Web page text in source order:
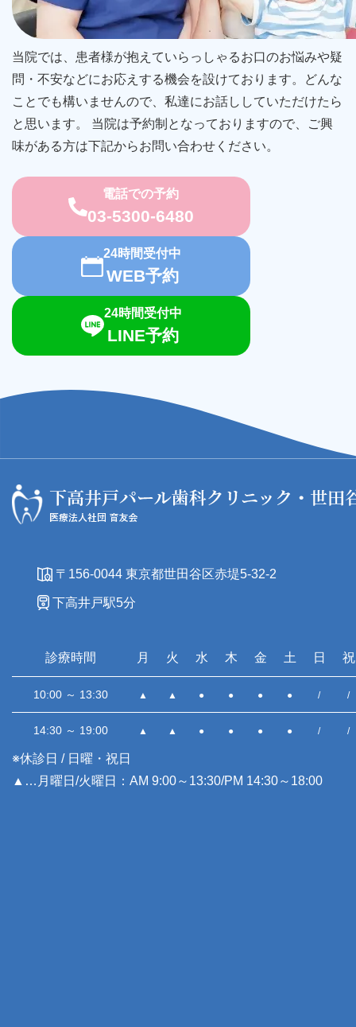
当院では、患者様が抱えていらっしゃるお口のお悩みや疑
問・不安などにお応えする機会を設けております。どんな
ことでも構いませんので、私達にお話ししていただけたら
と思います。 当院は予約制となっておりますので、ご興
味がある方は下記からお問い合わせください。
電話での予約
03-5300-6480
24時間受付中
WEB予約
24時間受付中
LINE予約
〒156-0044 東京都世田谷区赤堤5-32-2
下高井戸駅5分
診療時間 月 火 水 木 金 土 日 祝
10:00 ～ 13:30 ▲ ▲ ● ● ● ● / /
14:30 ～ 19:00 ▲ ▲ ● ● ● ● / /
※休診日 / 日曜・祝日
▲…月曜日/火曜日：AM 9:00～13:30/PM 14:30～18:00